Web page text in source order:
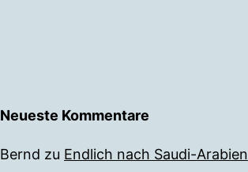
Neueste Kommentare
Bernd zu Endlich nach Saudi-Arabien